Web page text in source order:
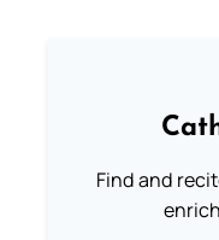
Find and